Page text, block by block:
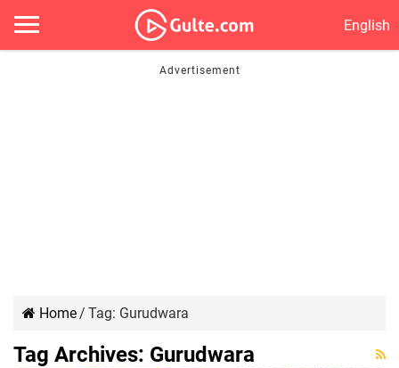
English
Home/ Tag: Gurudwara
Tag Archives: Gurudwara